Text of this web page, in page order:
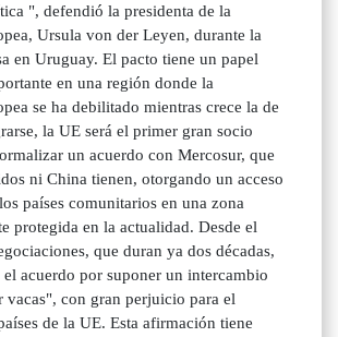
", defendió la presidenta de la
Ursula von der Leyen, durante la
en Uruguay. El pacto tiene un papel
en una región donde la
se ha debilitado mientras crece la de
la UE será el primer gran socio
un acuerdo con Mercosur, que
ni China tienen, otorgando un acceso
países comunitarios en una zona
protegida en la actualidad. Desde el
que duran ya dos décadas,
el acuerdo por suponer un intercambio
vacas", con gran perjuicio para el
de la UE. Esta afirmación tiene